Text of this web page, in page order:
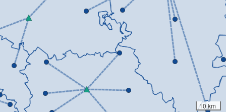
10 km